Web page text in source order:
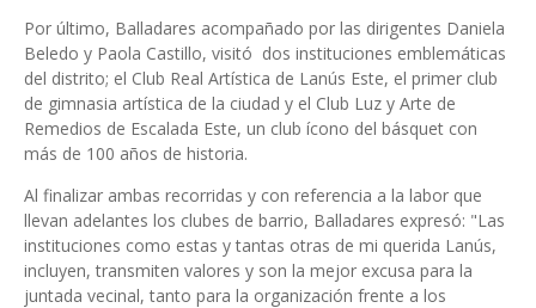
Por último, Balladares acompañado por las dirigentes Daniela
Beledo y Paola Castillo, visitó dos instituciones emblemáticas
del distrito; el Club Real Artística de Lanús Este, el primer club
de gimnasia artística de la ciudad y el Club Luz y Arte de
Remedios de Escalada Este, un club ícono del básquet con
más de 100 años de historia.
Al finalizar ambas recorridas y con referencia a la labor que
llevan adelantes los clubes de barrio, Balladares expresó: "Las
instituciones como estas y tantas otras de mi querida Lanús,
incluyen, transmiten valores y son la mejor excusa para la
juntada vecinal, tanto para la organización frente a los